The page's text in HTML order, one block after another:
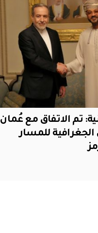
تم الاتفاق مع عُمان
للمسار